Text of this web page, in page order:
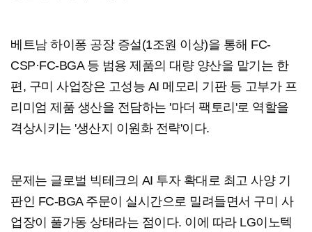
베트남 하이퐁 공장 증설(1조원 이상)을 통해 FC-
CSP·FC-BGA 등 범용 제품의 대량 양산을 맡기는 한
편, 구미 사업장은 고성능 AI 메모리 기판 등 고부가 프
리미엄 제품 생산을 전담하는 '마더 팩토리'로 역할을
격상시키는 '생산지 이원화 전략'이다.
문제는 글로벌 빅테크의 AI 투자 확대로 최고 사양 기
판인 FC-BGA 주문이 실시간으로 밀려들면서 구미 사
업장이 풀가동 상태라는 점이다. 이에 따라 LG이노텍